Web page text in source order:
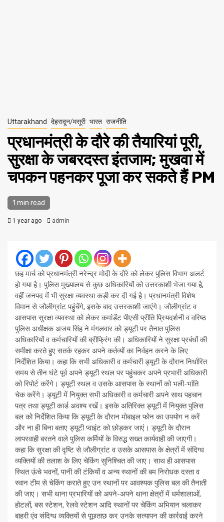
Uttarakhand देहरादून/मसूरी भारत राजनीति
प्रधानमंत्री के दौरे की तैयारियां पूरी,
सुरक्षा के जबरदस्त इंतजाम; मुखवा में
चपकन पहनकर पूजा कर सकते हैं PM
1 min read
1 year ago admin
छह मार्च को प्रधानमंत्री नरेन्द्र मोदी के दौरे को लेकर पुलिस विभाग अलर्ट
हो गया है। पुलिस मुख्यालय से कुछ अधिकारियों को उत्तरकाशी भेजा गया है,
वहीं जनपद में भी सुरक्षा व्यवस्था कड़ी कर दी गई है। प्रधानमंत्री विशेष
विमान से जौलीग्रांट पहुंचेंगे, इसके बाद उत्तरकाशी जाएंगे। जौलीग्रांट व
आसपास सुरक्षा व्यवस्था को लेकर कमांडेंट पीएसी प्रीति प्रियदर्शनी व वरिष्ठ
पुलिस अधीक्षक अजय सिंह ने मंगलवार को ड्यूटी पर तैनात पुलिस
अधिकारियों व कर्मचारियों की ब्रीफ्रिंग की। अधिकारियों ने सुरक्षा प्रबंधों की
समीक्षा करते हुए सतर्क रहकर अपने कर्तव्यों का निर्वहन करने के लिए
निर्देशित किया। कहा कि सभी अधिकारी व कर्मचारी ड्यूटी के दौरान निर्धारित
समय से तीन घंटे पूर्व अपने ड्यूटी स्थल पर पहुंचकर अपने प्रभारी अधिकारी
को रिपोर्ट करेंगे। ड्यूटी स्थल व उसके आसपास के स्थानों को भली-भांति
चेक करेंगे। ड्यूटी में नियुक्त सभी अधिकारी व कर्मचारी अपने साथ पहचान
पत्र तथा ड्यूटी कार्ड अवश्य रखें। इसके अतिरिक्त ड्यूटी में नियुक्त पुलिस
बल को निर्देशित किया कि ड्यूटी के दौरान मोबाइल फोन का उपयोग न करें
और ना ही बिना बताए ड्यूटी प्वाइंट को छोड़कर जाएं। ड्यूटी के दौरान
लापरवाही बरतने वाले पुलिस कर्मियों के विरुद्ध सख्त कार्यवाही की जाएगी।
कहा कि सुरक्षा की दृष्टि से जौलीग्रांट व उसके आसपास के क्षेत्रों में संदिग्ध
व्यक्तियों की तलाश के लिए चेकिंग सुनिश्चित की जाए। साथ ही आसपास
स्थित ऊंचे भवनों, पानी की टंकियों व अन्य स्थानों की बम निरोधक दस्ता व
स्वान टीम से चेकिंग कराते हुए उन स्थानों पर आवश्यक पुलिस बल की तैनाती
की जाए। सभी थाना प्रभारियों को अपने-अपने थाना क्षेत्रों में धर्मशालाओं,
होटलों, बस स्टेशन, रेलवे स्टेशन आदि स्थानों पर चेकिंग अभियान चलाकर
बाहरी एंव संदिग्ध व्यक्तियों से पूछताछ कर उनके सत्यापन की कार्रवाई करने